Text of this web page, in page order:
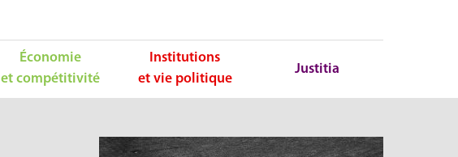
Économie
et compétitivité
Institutions
et vie politique
Justitia